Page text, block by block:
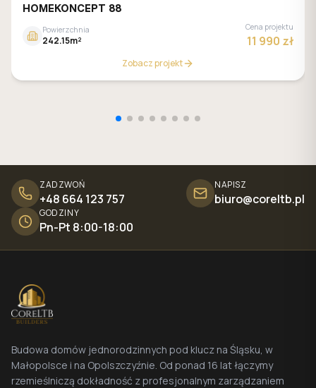
HOMEKONCEPT 88
Powierzchnia
242.15m²
Cena projektu
11 990 zł
Zobacz projekt
ZADZWOŃ
+48 664 123 757
NAPISZ
biuro@coreltb.pl
GODZINY
Pn-Pt 8:00-18:00
Budowa domów jednorodzinnych pod klucz na Śląsku, w
Małopolsce i na Opolszczyźnie. Od ponad 16 lat łączymy
rzemieślniczą dokładność z profesjonalnym zarządzaniem